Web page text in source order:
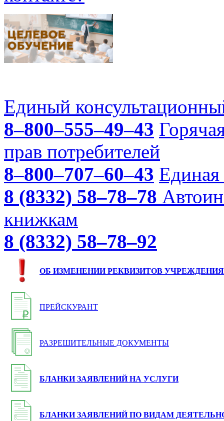
Единый
8–800–555–49–43
прав потребителей
8–800–707–60–43 Единая
8 (8332) 58–78–78
книжкам
8 (8332) 58–78–92
ОБ ИЗМЕНЕНИИ РЕКВИЗИТОВ УЧРЕЖДЕНИЯ
ПРЕЙСКУРАНТ
РАЗРЕШИТЕЛЬНЫЕ ДОКУМЕНТЫ
БЛАНКИ ЗАЯВЛЕНИЙ НА УСЛУГИ
БЛАНКИ ЗАЯВЛЕНИЙ ПО ВИДАМ